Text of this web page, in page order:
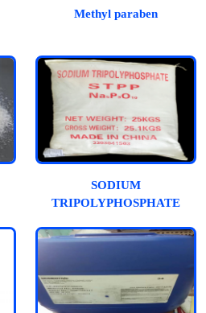
Methyl paraben
SODIUM
TRIPOLYPHOSPHATE